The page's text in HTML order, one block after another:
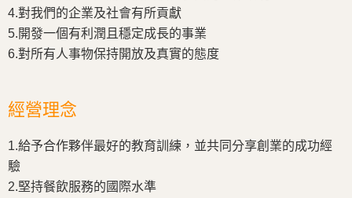
4.對我們的企業及社會有所貢獻
5.開發一個有利潤且穩定成長的事業
6.對所有人事物保持開放及真實的態度
經營理念
1.給予合作夥伴最好的教育訓練，並共同分享創業的成功經
驗
2.堅持餐飲服務的國際水準